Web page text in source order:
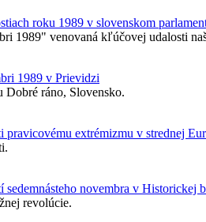
roku 1989 v slovenskom
1989" venovaná kľúčovej udalosti
1989 v Prievidzi
Dobré ráno, Slovensko.
extrémizmu v strednej
novembra v Historickej
revolúcie.